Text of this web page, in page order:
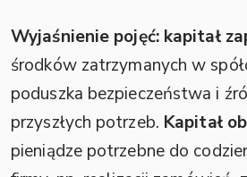
Wyjaśnienie pojęć: kapitał
środków zatrzymanych w
poduszka bezpieczeństwa i
przyszłych potrzeb. Kapitał
pieniądze potrzebne do